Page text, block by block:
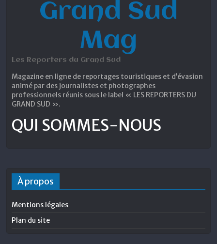
Grand Sud
Mag
Les Reporters du Grand Sud
Magazine en ligne de reportages touristiques et d’évasion
animé par des journalistes et photographes
professionnels réunis sous le label « LES REPORTERS DU
GRAND SUD ».
QUI SOMMES-NOUS
À propos
Mentions légales
Plan du site